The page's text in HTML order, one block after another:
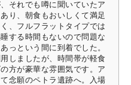
それでも噂に聞いていたア
り、朝食もおいしくて満足
、フルフラットタイプでは
する時間もないので問題な
っという間に到着でした。
しましたが、時間帯が軽食
方が豪華な雰囲気です。ア
念願のペトラ遺跡へ。入場